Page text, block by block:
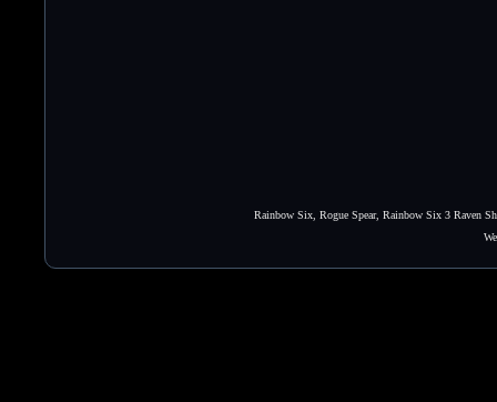
Rainbow Six, Rogue Spear, Rainbow Six 3 Raven